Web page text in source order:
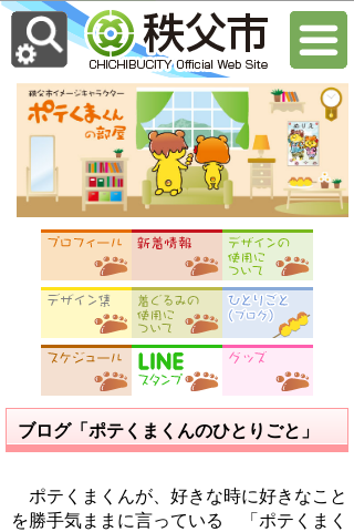
ブログ「ポテくまくんのひとりごと」
ポテくまくんが、好きな時に好きなこと
を勝手気ままに言っている 「ポテくまく